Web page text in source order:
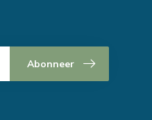
Abonneer